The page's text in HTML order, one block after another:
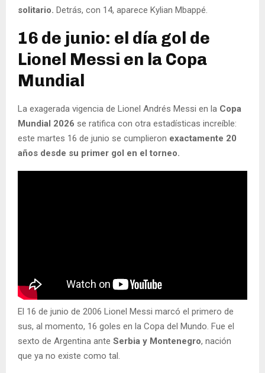
solitario. Detrás, con 14, aparece Kylian Mbappé.
16 de junio: el día gol de
Lionel Messi en la Copa
Mundial
La exagerada vigencia de Lionel Andrés Messi en la Copa
Mundial 2026 se ratifica con otra estadísticas increíble:
este martes 16 de junio se cumplieron exactamente 20
años desde su primer gol en el torneo.
El 16 de junio de 2006 Lionel Messi marcó el primero de
sus, al momento, 16 goles en la Copa del Mundo. Fue el
sexto de Argentina ante Serbia y Montenegro, nación
que ya no existe como tal.